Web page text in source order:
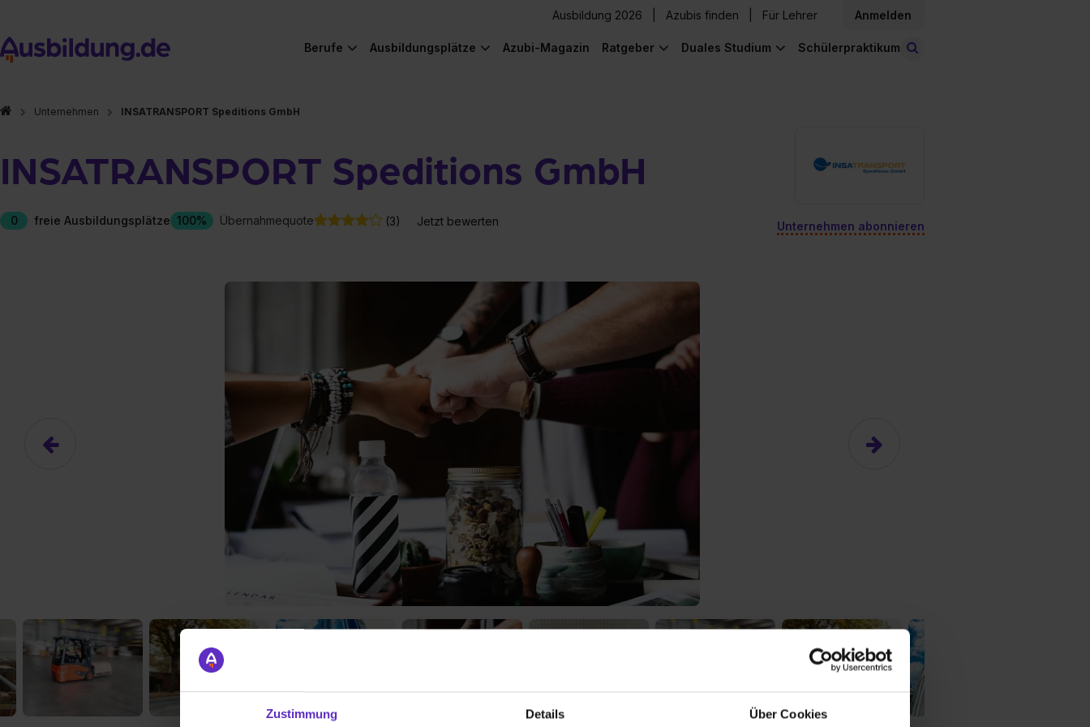
Zustimmung Details Über Cookies
Ausbildung 2026 Azubis finden Für Lehrer Anmelden
Berufe Ausbildungsplätze Azubi-Magazin Ratgeber Duales Studium Schülerpraktikum
Unternehmen INSATRANSPORT Speditions GmbH
INSATRANSPORT Speditions GmbH
0 freie Ausbildungsplätze 100% Übernahmequote (3) Jetzt bewerten Unternehmen abonnieren